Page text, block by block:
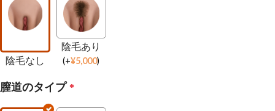
陰毛なし
陰毛あり
(+¥5,000)
膣道のタイプ *